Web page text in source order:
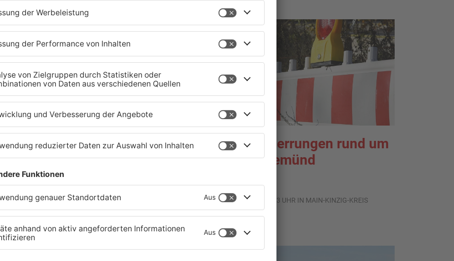
Wächtersbacher
Schwimmbad bleibt heute
geschlossen
05.08.2026, 07:31 UHR IN MAIN-KINZIG-KREIS
TOPNEWS
Neue Sperrungen rund um
Biebergemünd
02.08.2026, 08:33 UHR IN MAIN-KINZIG-KREIS